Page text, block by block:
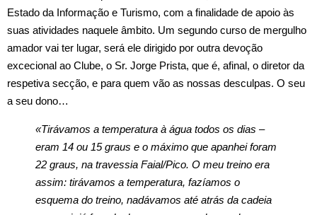
Estado da Informação e Turismo, com a finalidade de apoio às
suas atividades naquele âmbito. Um segundo curso de mergulho
amador vai ter lugar, será ele dirigido por outra devoção
excecional ao Clube, o Sr. Jorge Prista, que é, afinal, o diretor da
respetiva secção, e para quem vão as nossas desculpas. O seu
a seu dono…
«Tirávamos a temperatura à água todos os dias –
eram 14 ou 15 graus e o máximo que apanhei foram
22 graus, na travessia Faial/Pico. O meu treino era
assim: tirávamos a temperatura, fazíamos o
esquema do treino, nadávamos até atrás da cadeia